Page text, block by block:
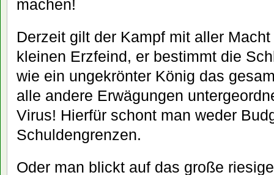
machen!
Derzeit gilt der Kampf mit aller
kleinen Erzfeind, er bestimmt die
wie ein ungekrönter König das
alle andere Erwägungen
Virus! Hierfür schont man weder
Schuldengrenzen.
Oder man blickt auf das große